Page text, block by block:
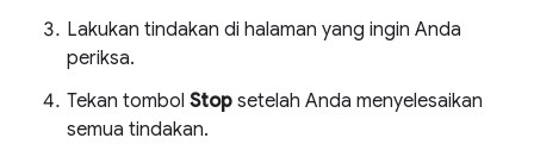
Lakukan tindakan di halaman yang ingin Anda
periksa.
Tekan tombol Stop setelah Anda menyelesaikan
semua tindakan.